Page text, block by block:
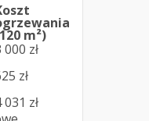
m²)
000 zł
zł
031 zł